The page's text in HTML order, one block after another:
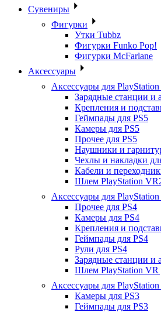
Сувениры
Фигурки
Утки Tubbz
Фигурки Funko Pop!
Фигурки McFarlane
Аксессуары
Аксессуары для PlayStation
Зарядные станции и
Крепления и
Геймпады для PS5
Камеры для PS5
Прочее для PS5
Наушники и
Чехлы и накладки
Кабели и
Шлем PlayStation
Аксессуары для PlayStation
Прочее для PS4
Камеры для PS4
Крепления и
Геймпады для PS4
Рули для PS4
Зарядные станции и
Шлем PlayStation VR
Аксессуары для PlayStation
Камеры для PS3
Геймпады для PS3